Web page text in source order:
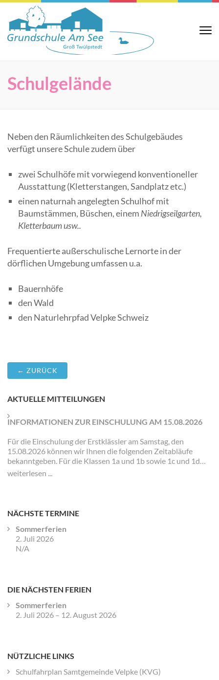
Zum
Inhalt
springen
(Eingabetaste
Schulgelände
Neben den Räumlichkeiten des Schulgebäudes
verfügt unsere Schule zudem über
zwei Schulhöfe mit vorwiegend konventioneller
Ausstattung (Kletterstangen, Sandplatz etc.)
einen naturnah angelegten Schulhof mit
Baumstämmen, Büschen, einem Niedrigseilgarten,
Kletterbaum usw..
Frequentierte außerschulische Lernorte in der
dörflichen Umgebung umfassen u.a.
Bauernhöfe
den Wald
den Naturlehrpfad Velpke Schweiz
← ZURÜCK
AKTUELLE MITTEILUNGEN
INFORMATIONEN ZUR EINSCHULUNG AM 15.08.2026
Für die Einschulung der Erstklässler am Samstag, den
15.08.2026 können wir Ihnen die folgenden Zeitabläufe
bekanntgeben. Für die Klassen 1a und 1b sowie 1c und 1d
gibt es jeweils eigene Zeiten und Veranstaltungen.
weiterlesen ...
NÄCHSTE TERMINE
Sommerferien
2. Juli 2026
N/A
DIE NÄCHSTEN FERIEN
Sommerferien
2. Juli 2026 – 12. August 2026
NÜTZLICHE LINKS
Schulfahrplan Samtgemeinde Velpke (KVG)